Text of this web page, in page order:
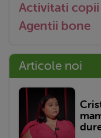
Activitati copii
Agentii bone
Articole noi